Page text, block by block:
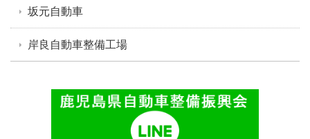
坂元自動車
岸良自動車整備工場